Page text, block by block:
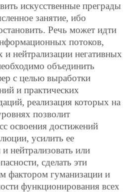
искусственные преграды
занятие, ибо
Речь может идти
потоков,
нейтрализации негативных
объединить
с целью выработки
и практических
реализация которых на
позволит
освоения достижений
усилить ее
нейтрализовать или
сделать эти
фактором гуманизации и
функционирования всех